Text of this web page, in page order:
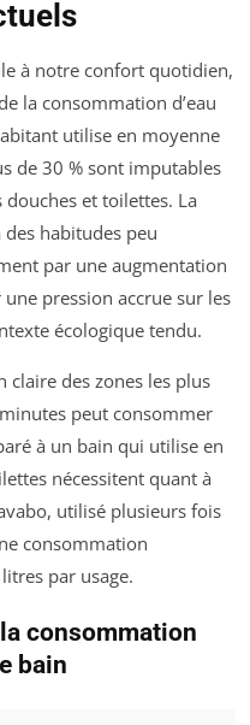
à notre confort quotidien,
la consommation d’eau
utilise en moyenne
de 30 % sont imputables
et toilettes. La
habitudes peu
par une augmentation
une pression accrue sur les
écologique tendu.
claire des zones les plus
peut consommer
à un bain qui utilise en
nécessitent quant à
utilisé plusieurs fois
consommation
par usage.
consommation
bain